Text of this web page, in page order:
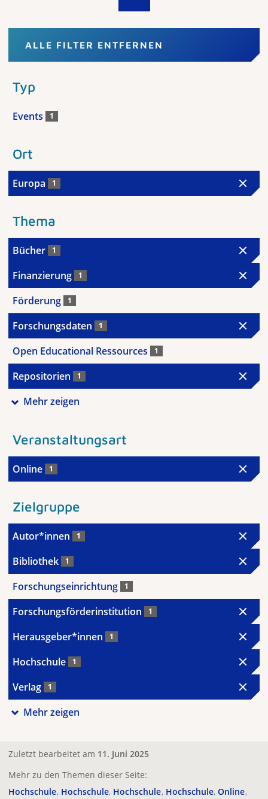
ALLE FILTER ENTFERNEN
Typ
Events 1
Ort
Europa 1
Thema
Bücher 1
Finanzierung 1
Förderung 1
Forschungsdaten 1
Open Educational Ressources 1
Repositorien 1
Mehr zeigen
Veranstaltungsart
Online 1
Zielgruppe
Autor*innen 1
Bibliothek 1
Forschungseinrichtung 1
Forschungsförderinstitution 1
Herausgeber*innen 1
Hochschule 1
Verlag 1
Mehr zeigen
Zuletzt bearbeitet am 11. Juni 2025
Mehr zu den Themen dieser Seite:
Hochschule Hochschule Hochschule Hochschule Online